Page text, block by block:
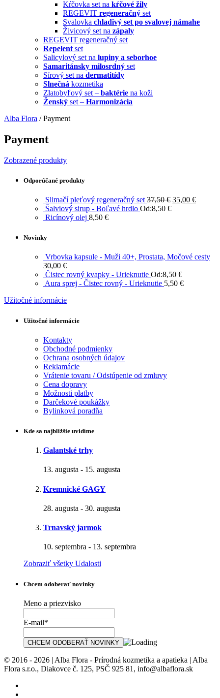
Kŕčovka set na kŕčové žily
REGEVIT regeneračný set
Svalovka chladivý set po svalovej námahe
Živicový set na zápaly
REGEVIT regeneračný set
Repelent set
Salicylový set na lupiny a seborhoe
Samaritánsky milosrdný set
Sírový set na dermatitídy
Slnečná kozmetika
Zlatobyľový set – baktérie na koži
Ženský set – Harmonizácia
Alba Flora /Payment
Payment
Zobrazené produkty
Odporúčané produkty
Slimačí pleťový regeneračný set 37,50€ 35,00 €
Šalviový sirup - Boľavé hrdlo Od:8,50 €
Ricínový olej 8,50 €
Novinky
Vrbovka kapsule - Muži 40+, Prostata, Močové cesty
30,00 €
Čistec rovný kvapky - Urieknutie Od:8,50 €
Aura sprej - Čistec rovný - Urieknutie 5,50 €
Užitočné informácie
Užitočné informácie
Kontakty
Obchodné podmienky
Ochrana osobných údajov
Reklamácie
Vrátenie tovaru / Odstúpenie od zmluvy
Cena dopravy
Možnosti platby
Darčekové poukážky
Bylinková poradňa
Kde sa najbližšie uvidíme
Galantské trhy
13. augusta - 15. augusta
Kremnické GAGY
28. augusta - 30. augusta
Trnavský jarmok
10. septembra - 13. septembra
Zobraziť všetky Udalosti
Chcem odoberať novinky
Meno a priezvisko
E-mail*
© 2016 - 2026 | Alba Flora - Prírodná kozmetika a apatieka | Alba
Flora s.r.o., Diakovce č. 125, PSČ 925 81, info@albaflora.sk